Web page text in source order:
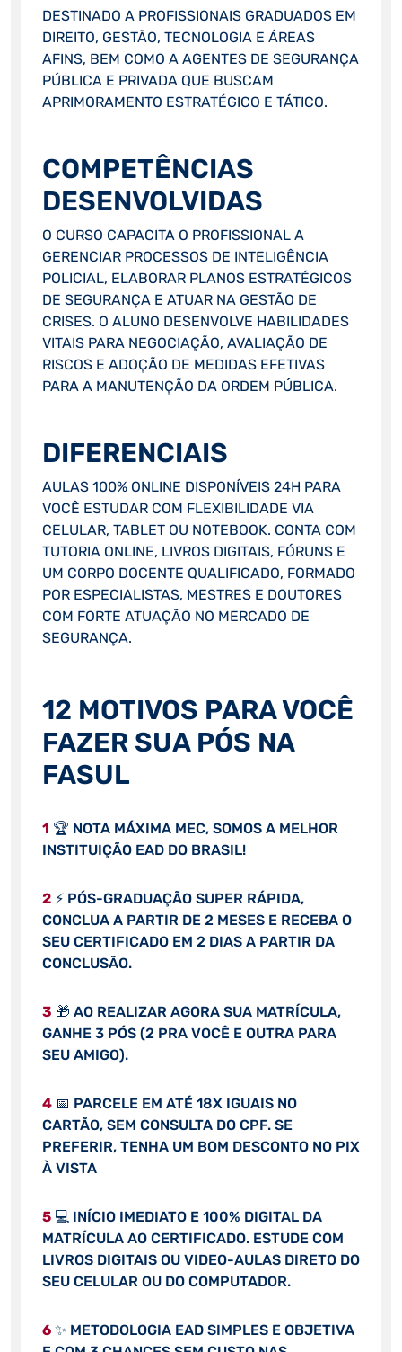
DESTINADO A PROFISSIONAIS GRADUADOS EM
DIREITO, GESTÃO, TECNOLOGIA E ÁREAS
AFINS, BEM COMO A AGENTES DE SEGURANÇA
PÚBLICA E PRIVADA QUE BUSCAM
APRIMORAMENTO ESTRATÉGICO E TÁTICO.
COMPETÊNCIAS
DESENVOLVIDAS
O CURSO CAPACITA O PROFISSIONAL A
GERENCIAR PROCESSOS DE INTELIGÊNCIA
POLICIAL, ELABORAR PLANOS ESTRATÉGICOS
DE SEGURANÇA E ATUAR NA GESTÃO DE
CRISES. O ALUNO DESENVOLVE HABILIDADES
VITAIS PARA NEGOCIAÇÃO, AVALIAÇÃO DE
RISCOS E ADOÇÃO DE MEDIDAS EFETIVAS
PARA A MANUTENÇÃO DA ORDEM PÚBLICA.
DIFERENCIAIS
AULAS 100% ONLINE DISPONÍVEIS 24H PARA
VOCÊ ESTUDAR COM FLEXIBILIDADE VIA
CELULAR, TABLET OU NOTEBOOK. CONTA COM
TUTORIA ONLINE, LIVROS DIGITAIS, FÓRUNS E
UM CORPO DOCENTE QUALIFICADO, FORMADO
POR ESPECIALISTAS, MESTRES E DOUTORES
COM FORTE ATUAÇÃO NO MERCADO DE
SEGURANÇA.
12 MOTIVOS PARA VOCÊ
FAZER SUA PÓS NA
FASUL
1 🏆 NOTA MÁXIMA MEC, SOMOS A MELHOR
INSTITUIÇÃO EAD DO BRASIL!
2⚡ PÓS-GRADUAÇÃO SUPER RÁPIDA,
CONCLUA A PARTIR DE 2 MESES E RECEBA O
SEU CERTIFICADO EM 2 DIAS A PARTIR DA
CONCLUSÃO.
3 🎁 AO REALIZAR AGORA SUA MATRÍCULA,
GANHE 3 PÓS (2 PRA VOCÊ E OUTRA PARA
SEU AMIGO).
4📅 PARCELE EM ATÉ 18X IGUAIS NO
CARTÃO, SEM CONSULTA DO CPF. SE
PREFERIR, TENHA UM BOM DESCONTO NO PIX
À VISTA
5💻 INÍCIO IMEDIATO E 100% DIGITAL DA
MATRÍCULA AO CERTIFICADO. ESTUDE COM
LIVROS DIGITAIS OU VIDEO-AULAS DIRETO DO
SEU CELULAR OU DO COMPUTADOR.
6✨ METODOLOGIA EAD SIMPLES E OBJETIVA